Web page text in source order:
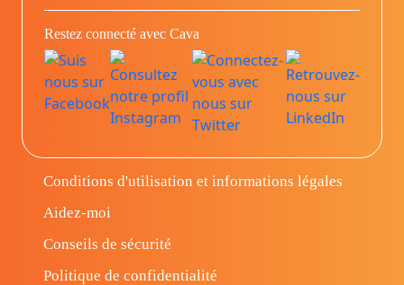
Restez connecté avec Cava
Conditions d'utilisation et informations légales
Aidez-moi
Conseils de sécurité
Politique de confidentialité